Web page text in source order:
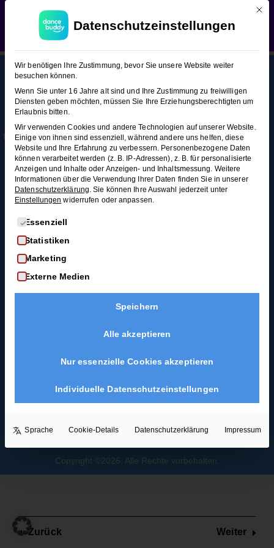
WEDDING SEASON SALE:
Hochzeitstanzkurse!Verwerfen
Boogie Woogie (Figuren-Snacks 2)
Boogie
Woogie
(Figuren-
Snacks
2)
10
American
Spin –
Variationen
4 Minuten
Joch
3
Minuten
Joch
Joch mit
Rücken-
3
Minuten
This content is protected, pleaseloginand
Zurück Weiter
iches
AGB
Datenschutz
Widerrufsrecht
Impressum
Infos
Membership
Kontakt
FAQ
Alle Blogartikel
Schwungvoll
durchstarten: Swing
tanzen für
Anfänger*innen
Guide
Copyright ©2026. Alle Rechte vorbehalten.
Mit
Datenschutzeinstellungen
Wir benötigen Ihre Zustimmung, bevor Sie unsere Website weiter
besuchen können.
Wenn Sie unter 16 Jahre alt sind und Ihre Zustimmung zu freiwilligen
Diensten geben möchten, müssen Sie Ihre Erziehungsberechtigten um
Erlaubnis bitten.
Wir verwenden Cookies und andere Technologien auf unserer Website.
Einige von ihnen sind essenziell, während andere uns helfen, diese
Website und Ihre Erfahrung zu verbessern. Personenbezogene Daten
können verarbeitet werden (z. B. IP-Adressen), z. B. für personalisierte
Anzeigen und Inhalte oder Anzeigen- und Inhaltsmessung. Weitere
Informationen über die Verwendung Ihrer Daten finden Sie in unserer
Datenschutzerklärung. Sie können Ihre Auswahl jederzeit unter
Einstellungen widerrufen oder anpassen.
Es folgt eine Liste der Service-Gruppen, für die eine
Essenziell
Statistiken
Marketing
Externe Medien
Speichern
Alle akzeptieren
Nur essenzielle Cookies akzeptieren
Individuelle Datenschutzeinstellungen
Sprache Cookie-Details Datenschutzerklärung Impressum